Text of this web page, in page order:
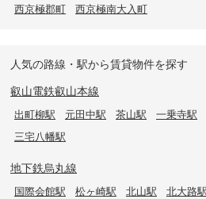
西京極郡町 西京極南大入町
人気の路線・駅から賃貸物件を探す
叡山電鉄叡山本線
出町柳駅 元田中駅 茶山駅 一乗寺駅
三宅八幡駅
地下鉄烏丸線
国際会館駅 松ヶ崎駅 北山駅 北大路駅